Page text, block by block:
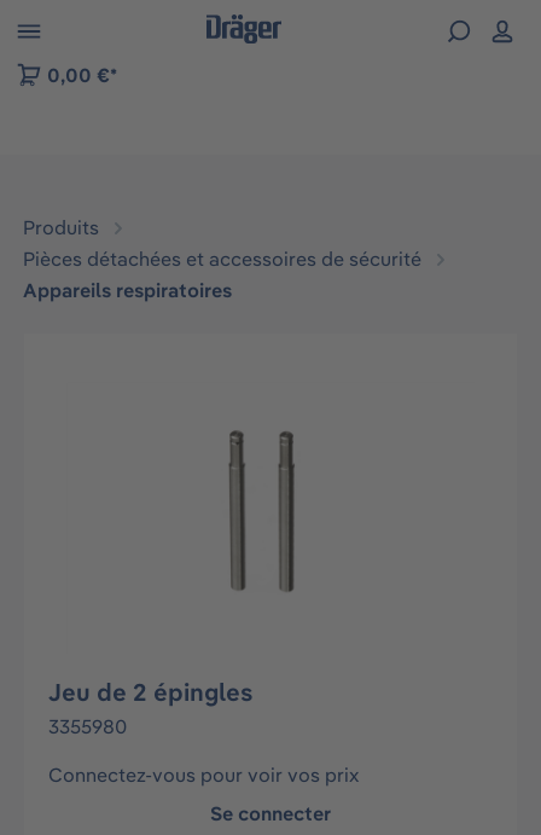
to B2B platform navigation
0,00 €*
Produits
Pièces détachées et accessoires de sécurité
Appareils respiratoires
Jeu de 2 épingles
3355980
Connectez-vous pour voir vos prix
Se connecter